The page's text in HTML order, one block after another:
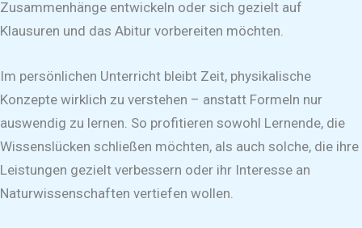
Zusammenhänge entwickeln oder sich gezielt auf
Klausuren und das Abitur vorbereiten möchten.
Im persönlichen Unterricht bleibt Zeit, physikalische
Konzepte wirklich zu verstehen – anstatt Formeln nur
auswendig zu lernen. So profitieren sowohl Lernende, die
Wissenslücken schließen möchten, als auch solche, die ihre
Leistungen gezielt verbessern oder ihr Interesse an
Naturwissenschaften vertiefen wollen.